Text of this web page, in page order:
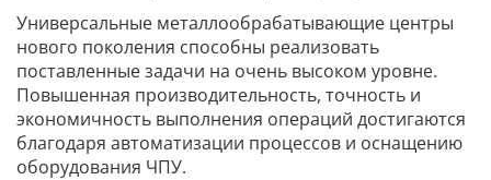
Универсальные металлообрабатывающие центры
нового поколения способны реализовать
поставленные задачи на очень высоком уровне.
Повышенная производительность, точность и
экономичность выполнения операций достигаются
благодаря автоматизации процессов и оснащению
оборудования ЧПУ.